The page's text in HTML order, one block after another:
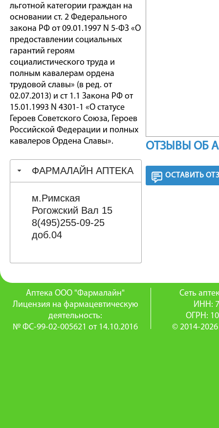
льготной категории граждан на
основании ст. 2 Федерального
закона РФ от 09.01.1997 N 5-ФЗ «О
предоставлении социальных
гарантий героям
социалистического труда и
полным кавалерам ордена
трудовой славы» (в ред. от
02.07.2013) и ст 1.1 Закона РФ от
15.01.1993 N 4301-1 «О статусе
Героев Советского Союза, Героев
Российской Федерации и полных
кавалеров Ордена Славы».
ФАРМАЛАЙН АПТЕКА
м.Римская
Рогожский Вал 15
8(495)255-09-25
доб.04
ОТЗЫВЫ ОБ
ОСТАВИТЬ
Аптека ООО "Фармалайн"
Лицензия на фармацевтическую
деятельность:
№ ФС-99-02-005621 от 14.10.2016
Сеть
ИНН:
ОГРН:
© 2014-